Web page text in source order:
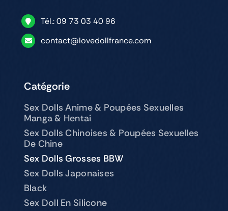
Tél.: 09 73 03 40 96
contact@lovedollfrance.com
Catégorie
Sex Dolls Anime & Poupées Sexuelles
Manga & Hentai
Sex Dolls Chinoises & Poupées Sexuelles
De Chine
Sex Dolls Grosses BBW
Sex Dolls Japonaises
Black
Sex Doll En Silicone